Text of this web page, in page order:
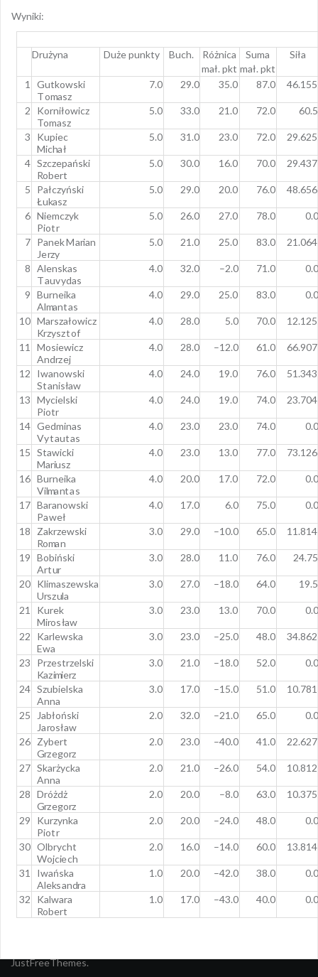
Wyniki:
Drużyna Duże punkty Buch.
Różnica
mał. pkt
Suma
mał. pkt
Siła
1 Gutkowski
Tomasz
7.0 29.0 35.0 87.0 46.155
2 Korniłowicz
Tomasz
5.0 33.0 21.0 72.0 60.5
3 Kupiec
Michał
5.0 31.0 23.0 72.0 29.625
4 Szczepański
Robert
5.0 30.0 16.0 70.0 29.437
5 Pałczyński
Łukasz
5.0 29.0 20.0 76.0 48.656
6 Niemczyk
Piotr
5.0 26.0 27.0 78.0 0.0
7 PanekMarian
Jerzy
5.0 21.0 25.0 83.0 21.064
8 Alenskas
Tauvydas
4.0 32.0 –2.0 71.0 0.0
9 Burneika
Almantas
4.0 29.0 25.0 83.0 0.0
10 Marszałowicz
Krzysztof
4.0 28.0 5.0 70.0 12.125
1 1 Mosiewicz
Andrzej
4.0 28.0 –12.0 61.0 66.907
1 2 Iwanowski
Stanisław
4.0 24.0 19.0 76.0 51.343
13 Mycielski
Piotr
4.0 24.0 19.0 74.0 23.704
14 Gedminas
Vytautas
4.0 23.0 23.0 74.0 0.0
1 5 Stawicki
Mariusz
4.0 23.0 13.0 77.0 73.126
16 Burneika
Vilmantas
4.0 20.0 17.0 72.0 0.0
1 7 Baranowski
Paweł
4.0 17.0 6.0 75.0 0.0
18 Zakrzewski
Roman
3.0 29.0 –10.0 65.0 11.814
19 Bobiński
Artur
3.0 28.0 11.0 76.0 24.75
20 Klimaszewska
Urszula
3.0 27.0 –18.0 64.0 19.5
21 Kurek
Mirosław
3.0 23.0 13.0 70.0 0.0
22 Karlewska
Ewa
3.0 23.0 –25.0 48.0 34.862
23 Przestrzelski
Kazimierz
3.0 21.0 –18.0 52.0 0.0
24 Szubielska
Anna
3.0 17.0 –15.0 51.0 10.781
25 Jabłoński
Jarosław
2.0 32.0 –21.0 65.0 0.0
26 Zybert
Grzegorz
2.0 23.0 –40.0 41.0 22.627
27 Skarżycka
Anna
2.0 21.0 –26.0 54.0 10.81 2
28 Dróżdż
Grzegorz
2.0 20.0 –8.0 63.0 10.375
29 Kurzynka
Piotr
2.0 20.0 –24.0 48.0 0.0
30 Olbrycht
Wojciech
2.0 16.0 –14.0 60.0 13.814
31 Iwańska
Aleksandra
1.0 20.0 –42.0 38.0 0.0
32 Kalwara
Robert
1.0 17.0 –43.0 40.0 0.0
JustFreeThemes.